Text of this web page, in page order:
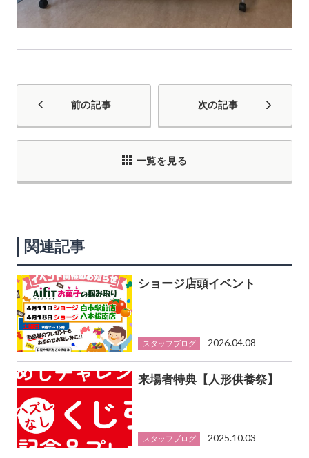
前の記事 次の記事
一覧を見る
関連記事
ショージ店頭イベント
スタッフブログ 2026.04.08
来場者特典【人形供養祭】
スタッフブログ 2025.10.03